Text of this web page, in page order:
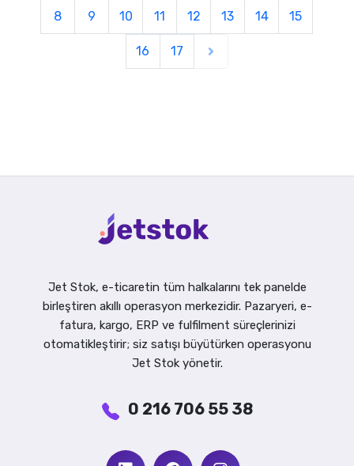
8 9 10 11 12 13 14 15
16 17
Jet Stok, e-ticaretin tüm halkalarını tek panelde
birleştiren akıllı operasyon merkezidir. Pazaryeri, e-
fatura, kargo, ERP ve fulfilment süreçlerinizi
otomatikleştirir; siz satışı büyütürken operasyonu
Jet Stok yönetir.
0 216 706 55 38